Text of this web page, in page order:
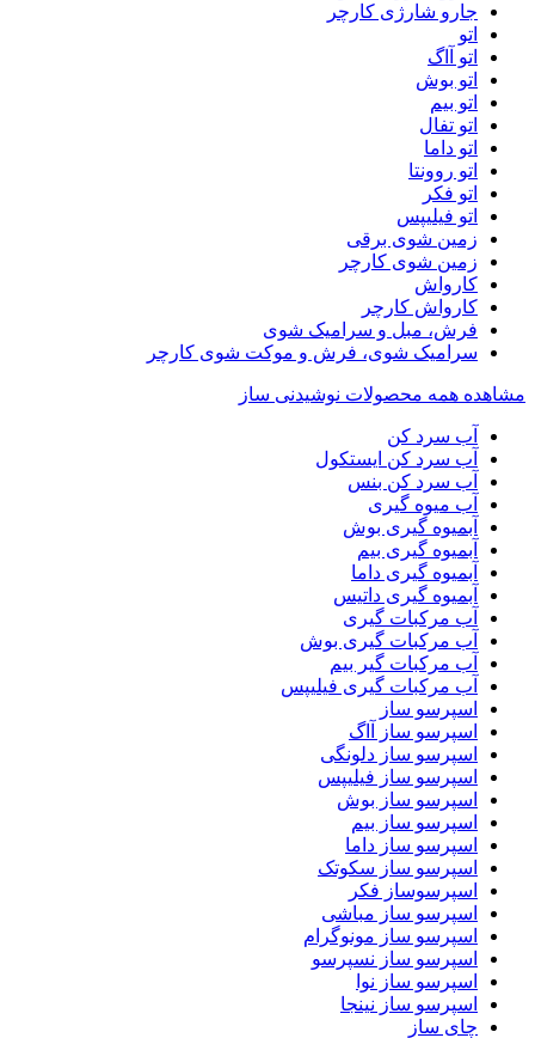
جارو شارژی کارچر
اتو
اتو آاگ
اتو بوش
اتو بیم
اتو تفال
اتو داما
اتو روونتا
اتو فکر
اتو فیلیپس
زمین شوی برقی
زمین شوی کارچر
کارواش
کارواش کارچر
فرش، مبل و سرامیک شوی
سرامیک شوی، فرش و موکت شوی کارچر
مشاهده همه محصولات نوشیدنی ساز
آب سرد کن
آب سرد کن ایستکول
آب سرد کن بنس
آب میوه گیری
آبمیوه گیری بوش
آبمیوه گیری بیم
آبمیوه گیری داما
آبمیوه گیری داتیس
آب مرکبات گیری
آب مرکبات گیری بوش
آب مرکبات گیر بیم
آب مرکبات گیری فیلیپس
اسپرسو ساز
اسپرسو ساز آاگ
اسپرسو ساز دلونگی
اسپرسو ساز فیلیپس
اسپرسو ساز بوش
اسپرسو ساز بیم
اسپرسو ساز داما
اسپرسو ساز سکوتک
اسپرسوساز فکر
اسپرسو ساز مباشی
اسپرسو ساز مونوگرام
اسپرسو ساز نسپرسو
اسپرسو ساز نوا
اسپرسو ساز نینجا
چای ساز